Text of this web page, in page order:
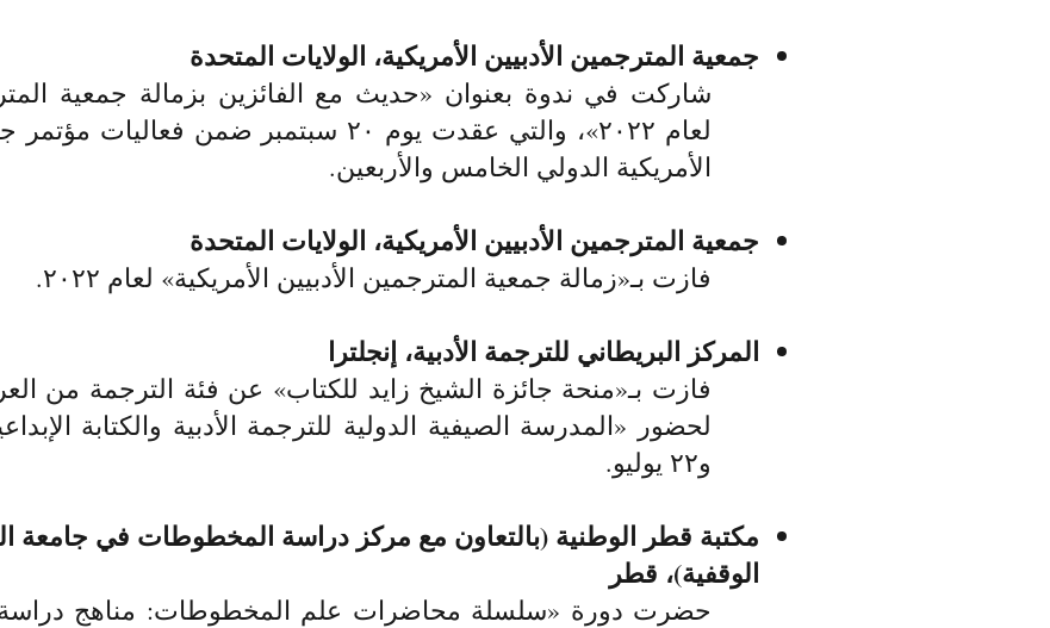
​جمعية المترجمين الأدبيين الأمريكية، الولايات المتحدة
شاركت في ندوة بعنوان «حديث مع الفائزين بزمالة جمعية
لعام ٢٠٢٢»، والتي عقدت يوم ٢٠ سبتمبر ضمن
الأمريكية الدولي الخامس والأربعين.
جمعية المترجمين الأدبيين الأمريكية، الولايات المتحدة
فازت بـ«زمالة جمعية المترجمين الأدبيين الأمريكية» لعام ٢٠٢٢.
المركز البريطاني للترجمة الأدبية، إنجلترا
فازت بـ«منحة جائزة الشيخ زايد للكتاب» عن فئة الترجمة من
و٢٢ يوليو.
مكتبة قطر الوطنية (بالتعاون مع مركز دراسة المخطوطات في جامعة
الوقفية)، قطر
حضرت دورة «سلسلة محاضرات علم المخطوطات: مناهج دراسة